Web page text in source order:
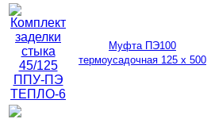
Муфта ПЭ100
термоусадочная 125 х 500